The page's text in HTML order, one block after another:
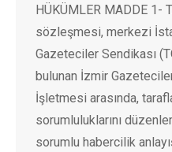
HÜKÜMLER MADDE 1-
sözleşmesi, merkezi
Gazeteciler Sendikası
bulunan İzmir
İşletmesi arasında,
sorumluluklarını
sorumlu habercilik